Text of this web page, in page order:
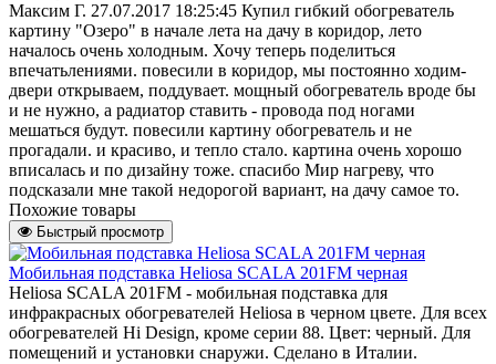
Максим Г. 27.07.2017 18:25:45 Купил гибкий обогреватель
картину "Озеро" в начале лета на дачу в коридор, лето
началось очень холодным. Хочу теперь поделиться
впечатьлениями. повесили в коридор, мы постоянно ходим-
двери открываем, поддувает. мощный обогреватель вроде бы
и не нужно, а радиатор ставить - провода под ногами
мешаться будут. повесили картину обогреватель и не
прогадали. и красиво, и тепло стало. картина очень хорошо
вписалась и по дизайну тоже. спасибо Мир нагреву, что
подсказали мне такой недорогой вариант, на дачу самое то.
Похожие товары
Быстрый просмотр
Мобильная подставка Heliosa SCALA 201FM черная
Heliosa SCALA 201FM - мобильная подставка для
инфракрасных обогревателей Heliosa в черном цвете. Для всех
обогревателей Hi Design, кроме серии 88. Цвет: черный. Для
помещений и установки снаружи. Сделано в Италии.